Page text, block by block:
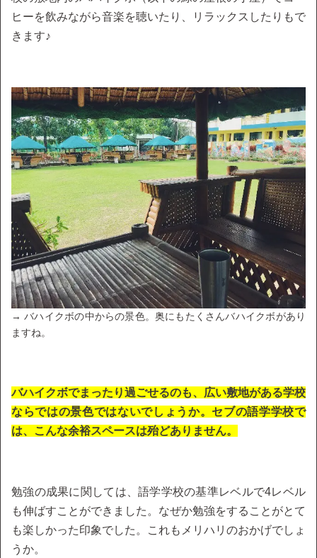
ヒーを飲みながら音楽を聴いたり、リラックスしたりもで
きます♪
→ バハイクボの中からの景色。奥にもたくさんバハイクボがあり
ますね。
バハイクボでまったり過ごせるのも、広い敷地がある学校
ならではの景色ではないでしょうか。セブの語学学校で
は、こんな余裕スペースは殆どありません。
勉強の成果に関しては、語学学校の基準レベルで4レベル
も伸ばすことができました。なぜか勉強をすることがとて
も楽しかった印象でした。これもメリハリのおかげでしょ
うか。